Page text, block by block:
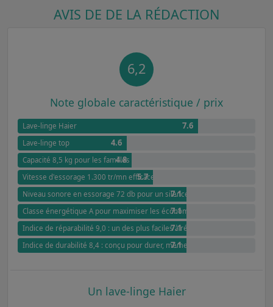
AVIS DE DE LA RÉDACTION
6,2
Note globale caractéristique / prix
Lave-linge Haier 7.6
Lave-linge top 4.6
Capacité 8,5 kg pour les familles de taille moyenne
4.8
Vitesse d'essorage 1.300 tr/mn efficace pour tous types de textiles
5.7
Niveau sonore en essorage 72 db pour un silence optimal
7.1
Classe énergétique A pour maximiser les économies d'énergie
7.1
Indice de réparabilité 9,0 : un des plus faciles à réparer
7.1
Indice de durabilité 8,4 : conçu pour durer, même après des années
7.1
Un lave-linge Haier